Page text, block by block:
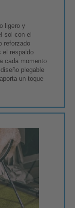
ligero y
sol con el
reforzado
el respaldo
cada momento
plegable
un toque